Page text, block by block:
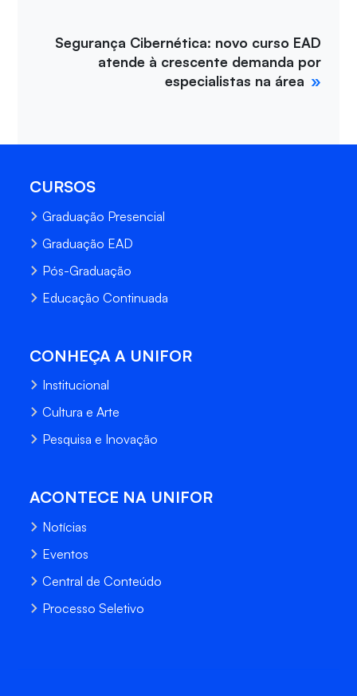
Segurança Cibernética: novo curso EAD
atende à crescente demanda por
especialistas na área
CURSOS
Graduação Presencial
Graduação EAD
Pós-Graduação
Educação Continuada
CONHEÇA A UNIFOR
Institucional
Cultura e Arte
Pesquisa e Inovação
ACONTECE NA UNIFOR
Notícias
Eventos
Central de Conteúdo
Processo Seletivo